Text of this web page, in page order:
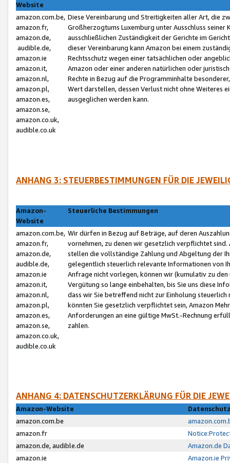
Website
amazon.com.be,
amazon.fr,
amazon.de,
audible.de,
amazon.ie
amazon.it,
amazon.nl,
amazon.pl,
amazon.es,
amazon.se,
amazon.co.uk,
audible.co.uk
Diese Vereinbarung und Streitigkeiten aller Art, die
Großherzogtums Luxemburg unter Ausschluss
ausschließlichen Zuständigkeit der Gerichte im
dieser Vereinbarung kann Amazon bei einem
Rechtsschutz wegen einer tatsächlichen oder
Amazon oder einer anderen natürlichen oder
Rechte in Bezug auf die Programminhalte
Wert darstellen, dessen Verlust nicht ohne Weiteres
ausgeglichen werden kann.
ANHANG 3: STEUERBESTIMMUNGEN FÜR DIE
Amazon-
Website
Steuerliche Bestimmungen
amazon.com.be,
amazon.fr,
amazon.de,
audible.de,
amazon.ie
amazon.it,
amazon.nl,
amazon.pl,
amazon.es,
amazon.se,
amazon.co.uk,
audible.co.uk
Wir dürfen in Bezug auf Beträge, auf deren
vornehmen, zu denen wir gesetzlich verpflichtet
stellen die vollständige Zahlung und Abgeltung der
gelegentlich steuerlich relevante Informationen von
Anfrage nicht vorlegen, können wir (kumulativ zu
Vergütung so lange einbehalten, bis Sie uns diese
dass wir Sie betreffend nicht zur Einholung
könnten Sie gesetzlich verpflichtet sein, Amazon
Anforderungen an eine gültige MwSt.-Rechnung
zahlen.
ANHANG 4: DATENSCHUTZERKLÄRUNG FÜR DIE
Amazon-Website
amazon.com.be
amazon.fr
amazon.de, audible.de
Amazon.de
amazon.ie
Amazon.ie